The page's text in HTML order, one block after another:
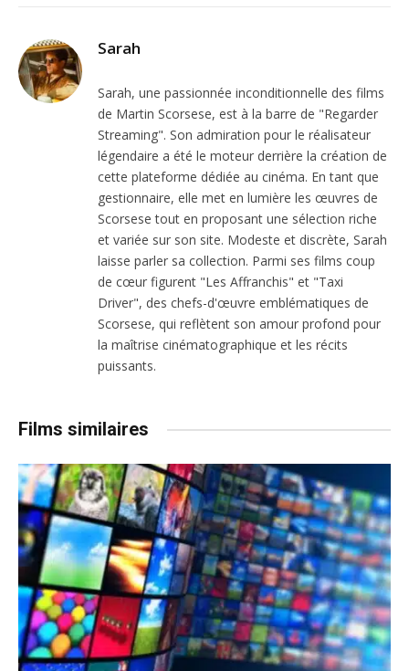
Sarah
Sarah, une passionnée inconditionnelle des films
de Martin Scorsese, est à la barre de "Regarder
Streaming". Son admiration pour le réalisateur
légendaire a été le moteur derrière la création de
cette plateforme dédiée au cinéma. En tant que
gestionnaire, elle met en lumière les œuvres de
Scorsese tout en proposant une sélection riche
et variée sur son site. Modeste et discrète, Sarah
laisse parler sa collection. Parmi ses films coup
de cœur figurent "Les Affranchis" et "Taxi
Driver", des chefs-d'œuvre emblématiques de
Scorsese, qui reflètent son amour profond pour
la maîtrise cinématographique et les récits
puissants.
Films similaires